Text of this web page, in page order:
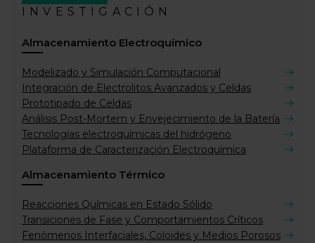
INVESTIGACIÓN
Almacenamiento Electroquímico
Modelizado y Simulación Computacional
Integración de Electrolitos Avanzados y Celdas
Prototipado de Celdas
Análisis Post-Mortem y Envejecimiento de la Batería
Tecnologías electroquímicas del hidrógeno
Plataforma de Caracterización Electroquímica
Almacenamiento Térmico
Reacciones Químicas en Estado Sólido
Transiciones de Fase y Comportamientos Críticos
Fenómenos Interfaciales, Coloides y Medios Porosos